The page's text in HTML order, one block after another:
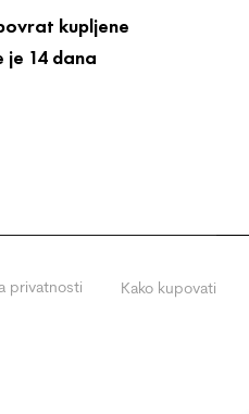
kupljene
je 14 dana
privatnosti Kako kupovati